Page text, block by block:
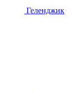
Геленджик